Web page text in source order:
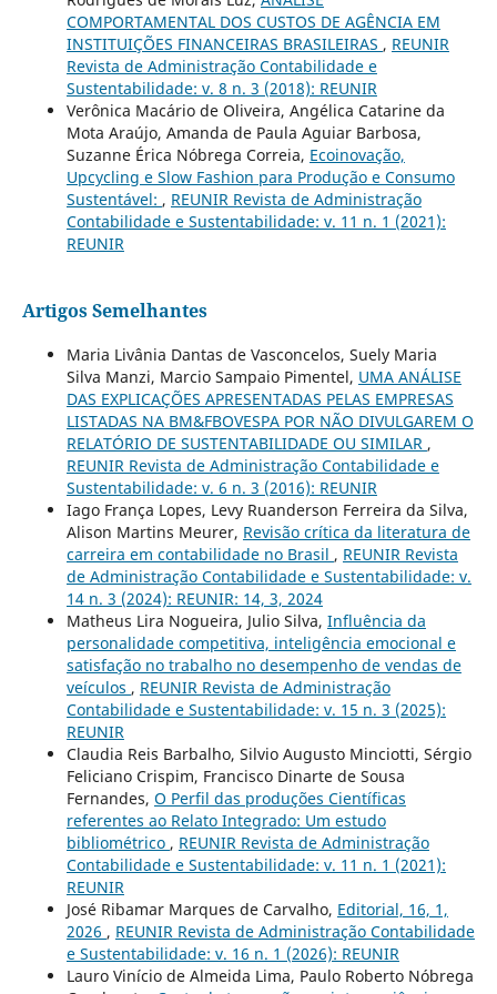
COMPORTAMENTAL DOS CUSTOS DE AGÊNCIA EM
INSTITUIÇÕES FINANCEIRAS BRASILEIRAS , REUNIR
Revista de Administração Contabilidade e
Sustentabilidade: v. 8 n. 3 (2018): REUNIR
Verônica Macário de Oliveira, Angélica Catarine da
Mota Araújo, Amanda de Paula Aguiar Barbosa,
Suzanne Érica Nóbrega Correia, Ecoinovação,
Upcycling e Slow Fashion para Produção e Consumo
Sustentável: , REUNIR Revista de Administração
Contabilidade e Sustentabilidade: v. 11 n. 1 (2021):
REUNIR
Artigos Semelhantes
Maria Livânia Dantas de Vasconcelos, Suely Maria
Silva Manzi, Marcio Sampaio Pimentel, UMA ANÁLISE
DAS EXPLICAÇÕES APRESENTADAS PELAS EMPRESAS
LISTADAS NA BM&FBOVESPA POR NÃO DIVULGAREM O
RELATÓRIO DE SUSTENTABILIDADE OU SIMILAR ,
REUNIR Revista de Administração Contabilidade e
Sustentabilidade: v. 6 n. 3 (2016): REUNIR
Iago França Lopes, Levy Ruanderson Ferreira da Silva,
Alison Martins Meurer, Revisão crítica da literatura de
carreira em contabilidade no Brasil , REUNIR Revista
de Administração Contabilidade e Sustentabilidade: v.
14 n. 3 (2024): REUNIR: 14, 3, 2024
Matheus Lira Nogueira, Julio Silva, Influência da
personalidade competitiva, inteligência emocional e
satisfação no trabalho no desempenho de vendas de
veículos , REUNIR Revista de Administração
Contabilidade e Sustentabilidade: v. 15 n. 3 (2025):
REUNIR
Claudia Reis Barbalho, Silvio Augusto Minciotti, Sérgio
Feliciano Crispim, Francisco Dinarte de Sousa
Fernandes, O Perfil das produções Científicas
referentes ao Relato Integrado: Um estudo
bibliométrico , REUNIR Revista de Administração
Contabilidade e Sustentabilidade: v. 11 n. 1 (2021):
REUNIR
José Ribamar Marques de Carvalho, Editorial, 16, 1,
2026 , REUNIR Revista de Administração Contabilidade
e Sustentabilidade: v. 16 n. 1 (2026): REUNIR
Lauro Vinício de Almeida Lima, Paulo Roberto Nóbrega